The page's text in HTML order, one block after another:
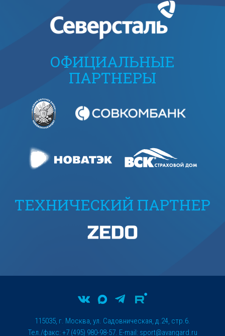
ОФИЦИАЛЬНЫЕ
ПАРТНЕРЫ
ТЕХНИЧЕСКИЙ ПАРТНЕР
115035, г. Москва, ул. Садовническая, д.24, стр.6.
Тел./факс: +7 (495) 980-98-57. E-mail: sport@avangard.ru